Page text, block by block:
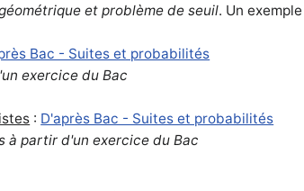
et problème de seuil. Un
Bac - Suites et probabilités
exercice du Bac
: D'après Bac - Suites et probabilités
à partir d'un exercice du Bac